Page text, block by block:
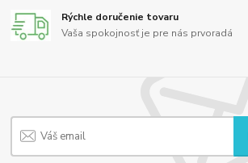
Rýchle doručenie tovaru
Vaša spokojnosť je pre nás prvoradá